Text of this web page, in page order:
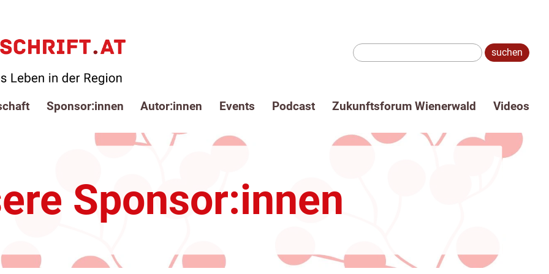
Suche:
Sponsor:innen Autor:innen Events Podcast Zukunftsforum Wienerwald Videos
Sponsor:innen